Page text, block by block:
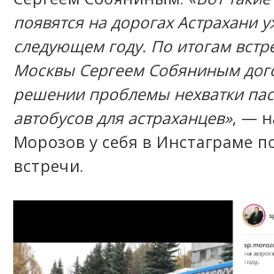
появятся на дорогах Астрахани
следующем году. По итогам
Москвы Сергеем Собяниным
решении проблемы нехватки
автобусов для астраханцев», —
Морозов у себя в Инстаграме
встречи.